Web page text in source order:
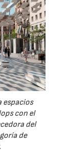
espacios
con el
del
de